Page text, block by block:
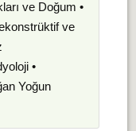
ve Doğum •
ve
•
Yoğun